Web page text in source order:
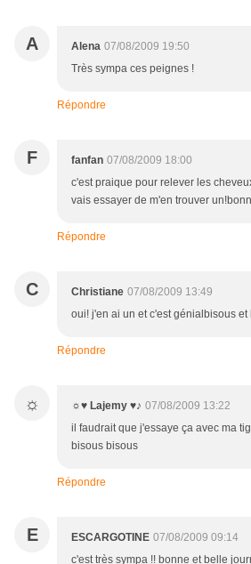
A Alena 07/08/2009 19:50
Très sympa ces peignes !
Répondre
F fanfan 07/08/2009 18:00
c'est praique pour relever les
vais essayer de m'en trouver
Répondre
C Christiane 07/08/2009 13:49
oui! j'en ai un et c'est génialbisous
Répondre
☼ ☼♥ Lajemy ♥♪ 07/08/2009 13:22
il faudrait que j'essaye ça avec ma
bisous bisous
Répondre
E ESCARGOTINE 07/08/2009 09:14
c'est très sympa !! bonne et belle